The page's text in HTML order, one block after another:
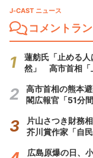
J-CAST ニュース
コメントラ
蓮舫氏「止める
然」 高市首相「
高市首相の熊本
閣広報官「51分
片山さつき財務
芥川賞作家「自
広島原爆の日、